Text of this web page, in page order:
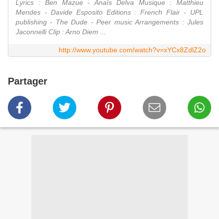
Lyrics : Ben Mazue - Anaïs Delva Musique : Matthieu
Mendes - Davide Esposito Editions : French Flair - UPL
publishing - The Dude - Peer music Arrangements : Jules
Jaconnelli Clip : Arno Diem ...
http://www.youtube.com/watch?v=xYCx8ZdlZ2o
Partager